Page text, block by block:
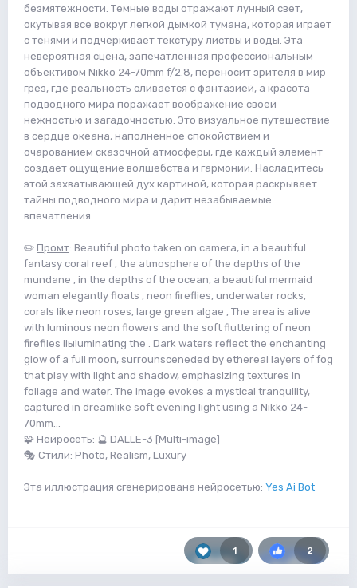
безмятежности. Темные воды отражают лунный свет,
окутывая все вокруг легкой дымкой тумана, которая играет
с тенями и подчеркивает текстуру листвы и воды. Эта
невероятная сцена, запечатленная профессиональным
объективом Nikko 24-70mm f/2.8, переносит зрителя в мир
грёз, где реальность сливается с фантазией, а красота
подводного мира поражает воображение своей
нежностью и загадочностью. Это визуальное путешествие
в сердце океана, наполненное спокойствием и
очарованием сказочной атмосферы, где каждый элемент
создает ощущение волшебства и гармонии. Насладитесь
этой захватывающей дух картиной, которая раскрывает
тайны подводного мира и дарит незабываемые
впечатления
✏️ Промт: Beautiful photo taken on camera, in a beautiful
fantasy coral reef , the atmosphere of the depths of the
mundane , in the depths of the ocean, a beautiful mermaid
woman elegantly floats , neon fireflies, underwater rocks,
corals like neon roses, large green algae , The area is alive
with luminous neon flowers and the soft fluttering of neon
fireflies ilыluminating the . Dark waters reflect the enchanting
glow of a full moon, surrounsceneded by ethereal layers of fog
that play with light and shadow, emphasizing textures in
foliage and water. The image evokes a mystical tranquility,
captured in dreamlike soft evening light using a Nikko 24-
70mm...
🧩 Нейросеть: 🔮 DALLE-3 [Multi-image]
🎭 Стили: Photo, Realism, Luxury
Эта иллюстрация сгенерирована нейросетью: Yes Ai Bot
1 2